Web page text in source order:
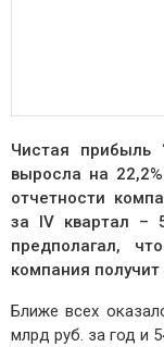
Чистая
выросла на
отчетности
за IV квартал –
предполагал,
компания
Ближе всех
млрд руб. за год и